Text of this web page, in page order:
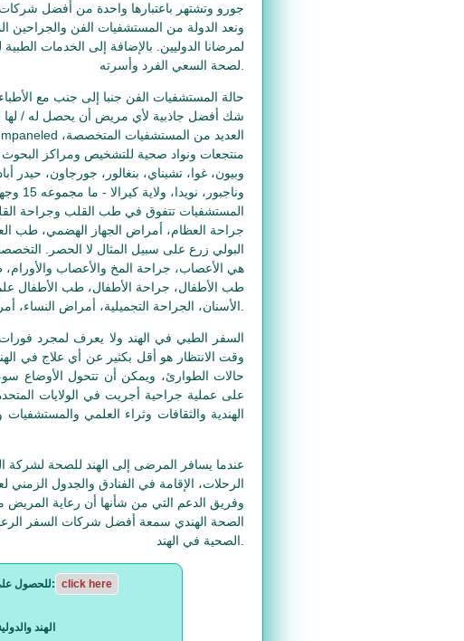
جورو وتشتهر باعتبارها واحدة من أفضل شركات
ونعد الدولة من المستشفيات الفن والجراحين
لمرضانا الدوليين. بالإضافة إلى الخدمات
حالة المستشفيات الفن جنبا إلى جنب مع الأطباء
شك أفضل جاذبية لأي مريض أن يحصل له / لها
منتجعات ونواد صحية للتشخيص ومراكز
وبيون، غوا، تشيناي، بنغالور، جورجاون، حيدر
وناجبور،
المستشفيات تتفوق في طب القلب وجراحة
جراحة العظام، أمراض الجهاز الهضمي، طب
البولي زرع على سبيل المثال لا الحصر.
هي الأعصاب، جراحة المخ والأعصاب والأورام،
طب الأطفال، جراحة الأطفال، طب الأطفال
السفر الطبي في الهند ولا يعرف لمجرد
وقت الانتظار هو أقل بكثير عن أي علاج في
حالات الطوارئ، ويمكن أن تتحول الأوضاع
على عملية جراحية أجريت في الولايات
الهندية والثقافات وثراء العلمي
عندما يسافر المرضى إلى الهند للصحة لشركة
الرحلات، الإقامة في الفنادق والجدول
وفريق الدعم التي من شأنها أن رعاية المريض
للحصول على تحرير أي التزام اقتباس للسياحة الصحة والسفر إلى الهند: click here
الهند والدولية: + 91-9860755000 /